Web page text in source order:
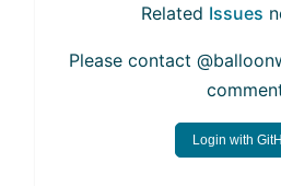
Related Issues
Please contact
Login with